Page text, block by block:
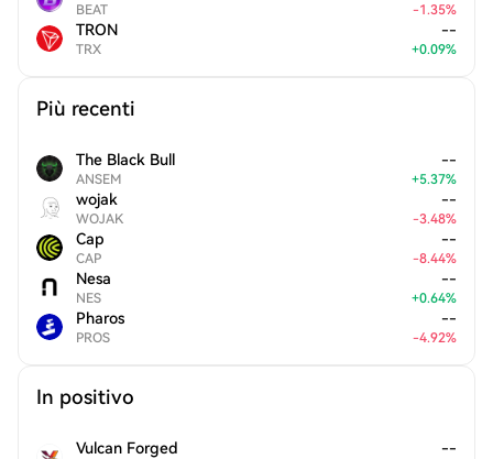
BEAT -1.35%
TRON
TRX
--
+0.09%
Più recenti
The Black Bull
ANSEM
--
+5.37%
wojak
WOJAK
--
-3.48%
Cap
CAP
--
-8.44%
Nesa
NES
--
+0.64%
Pharos
PROS
--
-4.92%
In positivo
Vulcan Forged --